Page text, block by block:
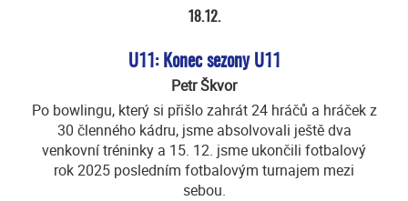
18.12.
U11: Konec sezony U11
Petr Škvor
Po bowlingu, který si přišlo zahrát 24 hráčů a hráček z
30 členného kádru, jsme absolvovali ještě dva
venkovní tréninky a 15. 12. jsme ukončili fotbalový
rok 2025 posledním fotbalovým turnajem mezi
sebou.